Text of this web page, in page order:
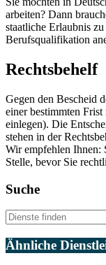
arbeiten? Dann
staatliche Erlaubnis
Berufsqualifikation
Rechtsbehelf
Gegen den Bescheid
einer bestimmten
einlegen). Die
stehen in der
Wir empfehlen Ihnen:
Stelle, bevor Sie
Suche
Ähnliche